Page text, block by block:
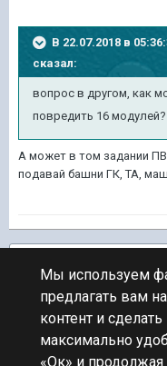
В 22.07.2018 в
сказал:
вопрос в другом, как
повредить 16 модулей?
А может в том задании
подавай башни ГК, ТА,
ПЕРЕЙТИ К СПИСКУ
Обсуждение Мира
Мы используем
предлагать вам
контент и
максимально
«Ок» и продолжая